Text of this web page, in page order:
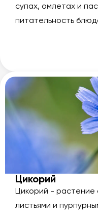
супах, омлетах и
питательность
Цикорий
Цикорий - растение
листьями и